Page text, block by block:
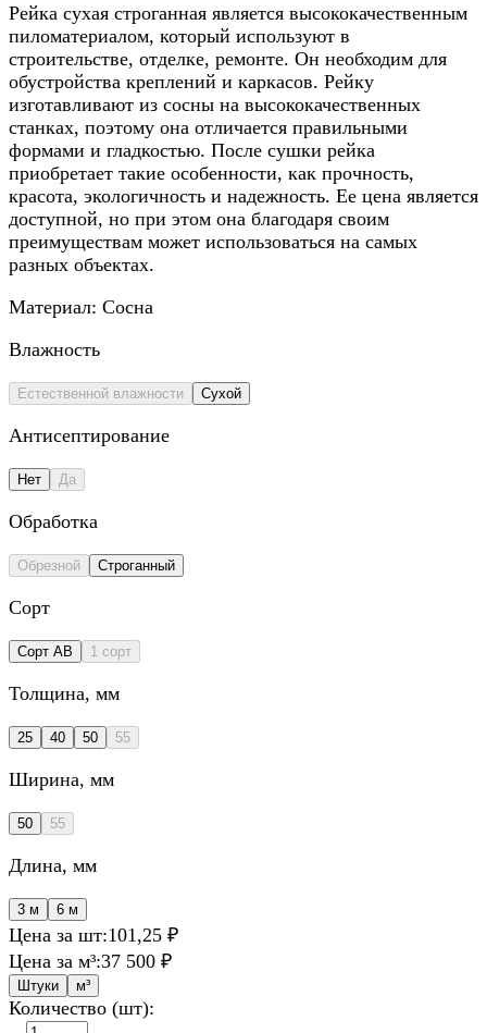
Рейка сухая строганная является высококачественным
пиломатериалом, который используют в
строительстве, отделке, ремонте. Он необходим для
обустройства креплений и каркасов. Рейку
изготавливают из сосны на высококачественных
станках, поэтому она отличается правильными
формами и гладкостью. После сушки рейка
приобретает такие особенности, как прочность,
красота, экологичность и надежность. Ее цена является
доступной, но при этом она благодаря своим
преимуществам может использоваться на самых
разных объектах.
Материал: Сосна
Влажность
Естественной влажности Сухой
Антисептирование
Нет Да
Обработка
Обрезной Строганный
Сорт
Сорт AB 1 сорт
Толщина, мм
25 40 50 55
Ширина, мм
50 55
Длина, мм
3 м 6 м
Цена за шт:101,25 ₽
Цена за м³:37 500 ₽
Штуки м³
Количество (шт):